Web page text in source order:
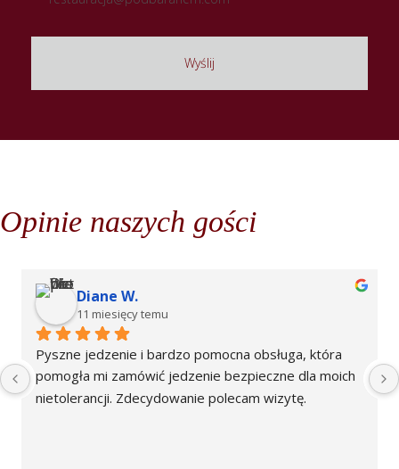
Opinie naszych gości
Diane W.
11 miesięcy temu
Pyszne jedzenie i bardzo pomocna obsługa, która
pomogła mi zamówić jedzenie bezpieczne dla moich
nietolerancji. Zdecydowanie polecam wizytę.